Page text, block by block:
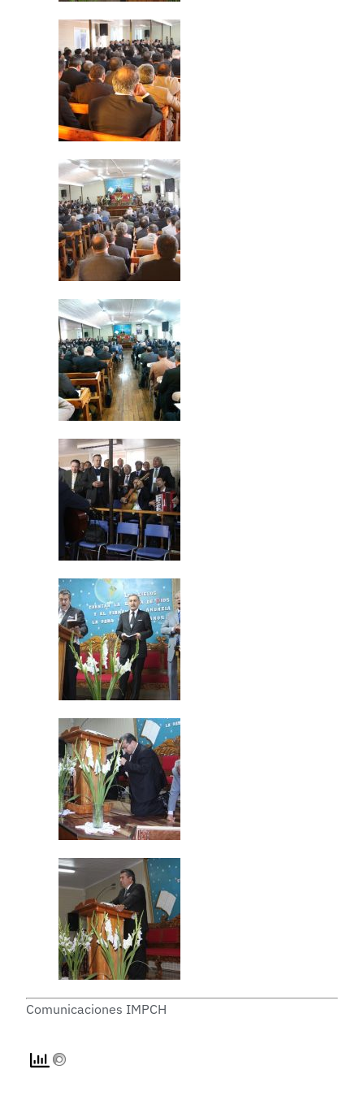
Comunicaciones IMPCH